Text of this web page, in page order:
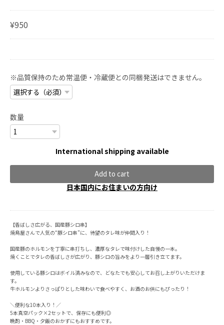
¥950
※品質保持のため常温便・冷蔵便との同梱発送はできません。
数量
International shipping available
Add to cart
日本国内にお住まいの方向け
【香ばしさ広がる、国産豚シロ串】
焼鳥屋さんで人気の“豚シロ串”に、待望のタレ味が仲間入り！
国産豚のホルモンを丁寧に串打ちし、濃厚なタレで味付けした自慢の一本。
焼くことでタレの香ばしさが広がり、豚シロの旨みをより一層引き立てます。
使用している豚シロはボイル済みなので、どなたでも安心してお召し上がりいただけま
す。
牛ホルモンよりさっぱりとした味わいで食べやすく、お酒のお供にもぴったり！
＼便利な10本入り！／
5本真空パック×2セットで、保存にも便利◎
晩酌・BBQ・夕飯のおかずにもおすすめです。